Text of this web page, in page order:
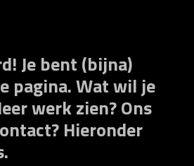
Je bent (bijna)
pagina. Wat wil je
werk zien? Ons
Hieronder